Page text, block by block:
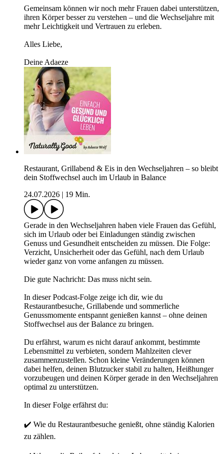
Gemeinsam können wir noch mehr Frauen dabei unterstützen,
ihren Körper besser zu verstehen – und die Wechseljahre mit
mehr Leichtigkeit und Vertrauen zu erleben.
Alles Liebe,
Deine Adaeze
Restaurant, Grillabend & Eis in den Wechseljahren – so bleibt
dein Stoffwechsel auch im Urlaub in Balance
24.07.2026
19 Min.
Gerade in den Wechseljahren haben viele Frauen das Gefühl,
sich im Urlaub oder bei Einladungen ständig zwischen
Genuss und Gesundheit entscheiden zu müssen. Die Folge:
Verzicht, Unsicherheit oder das Gefühl, nach dem Urlaub
wieder ganz von vorne anfangen zu müssen.
Die gute Nachricht: Das muss nicht sein.
In dieser Podcast-Folge zeige ich dir, wie du
Restaurantbesuche, Grillabende und sommerliche
Genussmomente entspannt genießen kannst – ohne deinen
Stoffwechsel aus der Balance zu bringen.
Du erfährst, warum es nicht darauf ankommt, bestimmte
Lebensmittel zu verbieten, sondern Mahlzeiten clever
zusammenzustellen. Schon kleine Veränderungen können
dabei helfen, deinen Blutzucker stabil zu halten, Heißhunger
vorzubeugen und deinen Körper gerade in den Wechseljahren
optimal zu unterstützen.
In dieser Folge erfährst du:
✔️ Wie du Restaurantbesuche genießt, ohne ständig Kalorien
zu zählen.